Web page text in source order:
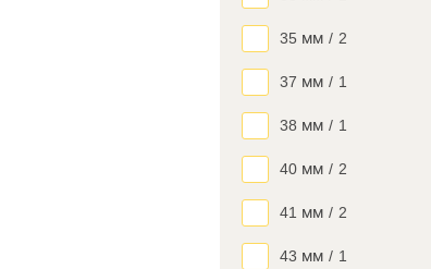
35 мм / 2
37 мм / 1
38 мм / 1
40 мм / 2
41 мм / 2
43 мм / 1